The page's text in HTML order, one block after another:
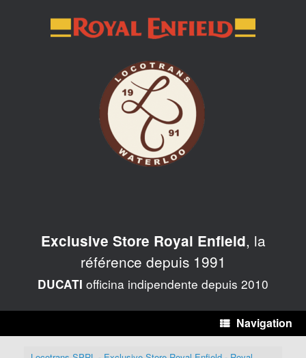
Exclusive Store Royal Enfield, la
référence depuis 1991
DUCATI officina indipendente depuis 2010
Navigation